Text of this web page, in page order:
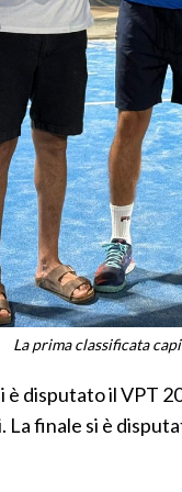
La prima classificata
è disputato il VPT
La finale si è